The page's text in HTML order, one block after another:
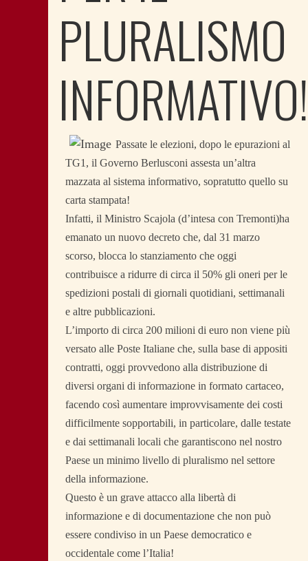
PLURALISMO
INFORMATIVO!
Passate le elezioni, dopo le epurazioni al
TG1, il Governo Berlusconi assesta un’altra
mazzata al sistema informativo, sopratutto quello su
carta stampata!
Infatti, il Ministro Scajola (d’intesa con Tremonti)ha
emanato un nuovo decreto che, dal 31 marzo
scorso, blocca lo stanziamento che oggi
contribuisce a ridurre di circa il 50% gli oneri per le
spedizioni postali di giornali quotidiani, settimanali
e altre pubblicazioni.
L’importo di circa 200 milioni di euro non viene più
versato alle Poste Italiane che, sulla base di appositi
contratti, oggi provvedono alla distribuzione di
diversi organi di informazione in formato cartaceo,
facendo così aumentare improvvisamente dei costi
difficilmente sopportabili, in particolare, dalle testate
e dai settimanali locali che garantiscono nel nostro
Paese un minimo livello di pluralismo nel settore
della informazione.
Questo è un grave attacco alla libertà di
informazione e di documentazione che non può
essere condiviso in un Paese democratico e
occidentale come l’Italia!